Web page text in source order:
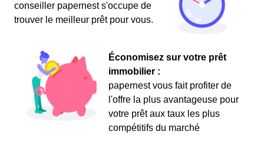
conseiller papernest s'occupe de
trouver le meilleur prêt pour vous.
Économisez sur votre prêt
immobilier :
papernest vous fait profiter de
l'offre la plus avantageuse pour
votre prêt aux taux les plus
compétitifs du marché